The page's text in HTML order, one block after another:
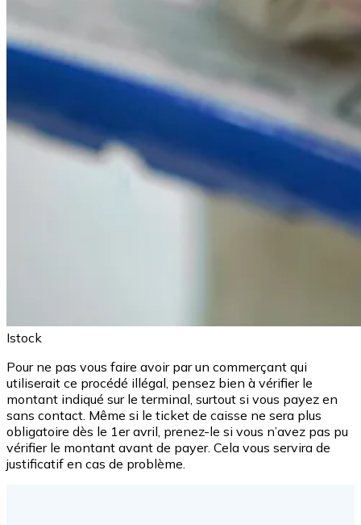
Istock
Pour ne pas vous faire avoir par un commerçant qui
utiliserait ce procédé illégal, pensez bien à vérifier le
montant indiqué sur le terminal, surtout si vous payez en
sans contact. Même si le ticket de caisse ne sera plus
obligatoire dès le 1er avril, prenez-le si vous n’avez pas pu
vérifier le montant avant de payer. Cela vous servira de
justificatif en cas de problème.